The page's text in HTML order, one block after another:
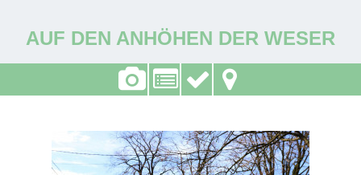
AUF DEN ANHÖHEN DER WESER